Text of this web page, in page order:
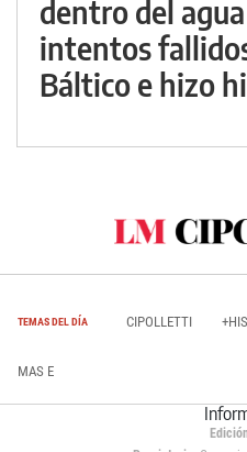
dentro del
intentos
Báltico e hizo
TEMAS DEL DÍA CIPOLLETTI
MAS E